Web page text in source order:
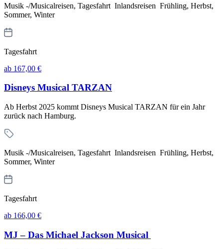
Musik -/Musicalreisen, Tagesfahrt Inlandsreisen Frühling, Herbst,
Sommer, Winter
Tagesfahrt
ab 167,00 €
Disneys Musical TARZAN
Ab Herbst 2025 kommt Disneys Musical TARZAN für ein Jahr
zurück nach Hamburg.
Musik -/Musicalreisen, Tagesfahrt Inlandsreisen Frühling, Herbst,
Sommer, Winter
Tagesfahrt
ab 166,00 €
MJ – Das Michael Jackson Musical